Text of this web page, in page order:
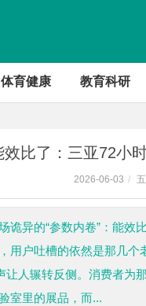
体育健康 教育科研
效比了：三亚72小
2026-06-03 /
诡异的“参数内卷”：能
用户吐槽的依然是那几
让人辗转反侧。消费者
室里的展品，而...